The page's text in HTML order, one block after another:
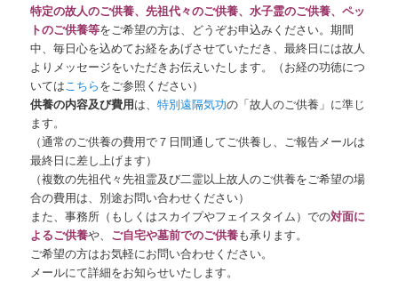
特定の故人のご供養、先祖代々のご供養、水子霊のご供養、ペッ
トのご供養等をご希望の方は、どうぞお申込みください。期間
中、毎日心を込めてお経をあげさせていただき、最終日には故人
よりメッセージをいただきお伝えいたします。（お経の功徳につ
いては こちらをご参照ください）
供養の内容及び費用は、特別遠隔気功の「故人のご供養」に準じ
ます。
（通常のご供養の費用で７日間通してご供養し、ご報告メールは
最終日に差し上げます）
（複数の先祖代々先祖霊及び二霊以上故人のご供養をご希望の場
合の費用は、別途お問い合わせください）
また、事務所（もしくはスカイプやフェイスタイム）での対面に
よるご供養や、 ご自宅や墓前でのご供養も承ります。
ご希望の方はお気軽にお問い合わせください。
メールにて詳細をお知らせいたします。